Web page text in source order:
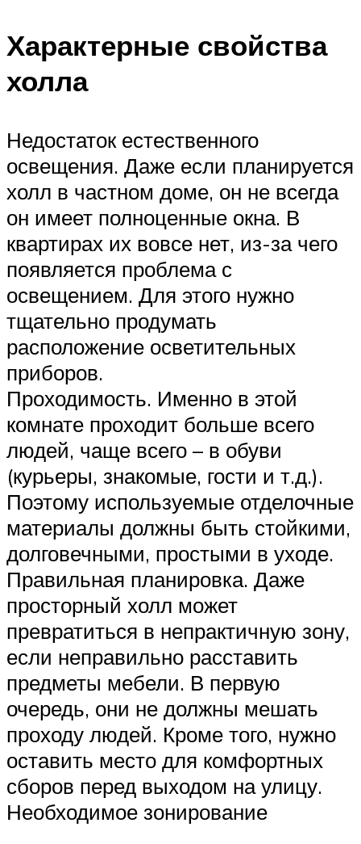
Характерные свойства
холла
Недостаток естественного
освещения. Даже если планируется
холл в частном доме, он не всегда
он имеет полноценные окна. В
квартирах их вовсе нет, из-за чего
появляется проблема с
освещением. Для этого нужно
тщательно продумать
расположение осветительных
приборов.
Проходимость. Именно в этой
комнате проходит больше всего
людей, чаще всего – в обуви
(курьеры, знакомые, гости и т.д.).
Поэтому используемые отделочные
материалы должны быть стойкими,
долговечными, простыми в уходе.
Правильная планировка. Даже
просторный холл может
превратиться в непрактичную зону,
если неправильно расставить
предметы мебели. В первую
очередь, они не должны мешать
проходу людей. Кроме того, нужно
оставить место для комфортных
сборов перед выходом на улицу.
Необходимое зонирование